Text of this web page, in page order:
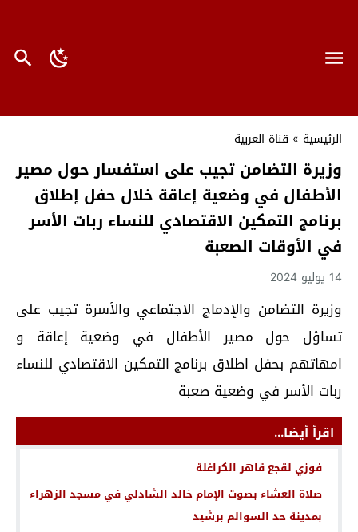
الرئيسية » قناة العربية
وزيرة التضامن تجيب على استفسار حول مصير
الأطفال في وضعية إعاقة خلال حفل إطلاق
برنامج التمكين الاقتصادي للنساء ربات الأسر
في الأوقات الصعبة
14 يوليو 2024
وزيرة التضامن والإدماج الاجتماعي والأسرة تجيب على
تساؤل حول مصير الأطفال في وضعية إعاقة و
امهاتهم بحفل اطلاق برنامج التمكين الاقتصادي للنساء
ربات الأسر في وضعية صعبة
اقرأ أيضا...
فوزي لقجع قاهر الكراغلة
صلاة العشاء بصوت الإمام خالد الشادلي في مسجد الزهراء
بمدينة حد السوالم برشيد